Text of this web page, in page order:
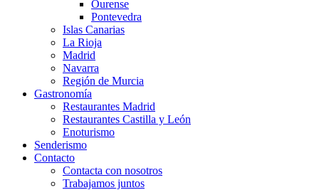
Ourense
Pontevedra
Islas Canarias
La Rioja
Madrid
Navarra
Región de Murcia
Gastronomía
Restaurantes Madrid
Restaurantes Castilla y León
Enoturismo
Senderismo
Contacto
Contacta con nosotros
Trabajamos juntos